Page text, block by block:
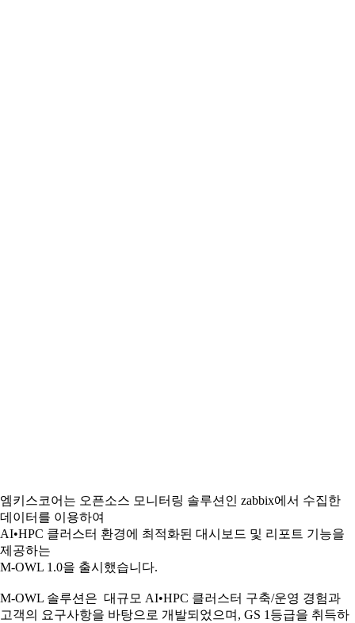
엠키스코어는 오픈소스 모니터링 솔루션인 zabbix에서 수집한
데이터를 이용하여
AI•HPC 클러스터 환경에 최적화된 대시보드 및 리포트 기능을
제공하는
M-OWL 1.0을 출시했습니다.
M-OWL 솔루션은 대규모 AI•HPC 클러스터 구축/운영 경험과
고객의 요구사항을 바탕으로 개발되었으며, GS 1등급을 취득하